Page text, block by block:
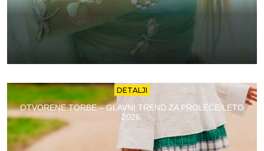
DETALJI
OTVORENE TORBE – GLAVNI TREND ZA PROLEĆE/LETO
2026.